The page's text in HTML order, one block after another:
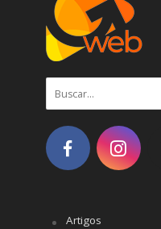
Artigos